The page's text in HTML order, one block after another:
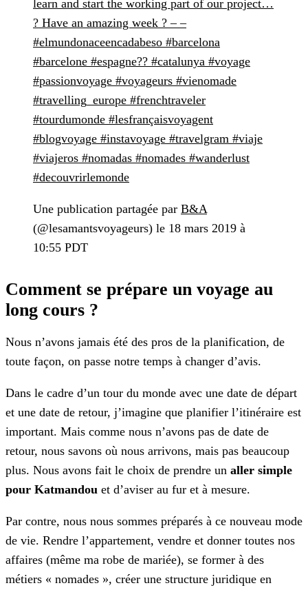
learn and start the working part of our project…
? Have an amazing week ? – –
#elmundonaceencadabeso #barcelona
#barcelone #espagne?? #catalunya #voyage
#passionvoyage #voyageurs #vienomade
#travelling_europe #frenchtraveler
#tourdumonde #lesfrançaisvoyagent
#blogvoyage #instavoyage #travelgram #viaje
#viajeros #nomadas #nomades #wanderlust
#decouvrirlemonde
Une publication partagée par B&A
(@lesamantsvoyageurs) le 18 mars 2019 à
10:55 PDT
Comment se prépare un voyage au
long cours ?
Nous n’avons jamais été des pros de la planification, de
toute façon, on passe notre temps à changer d’avis.
Dans le cadre d’un tour du monde avec une date de départ
et une date de retour, j’imagine que planifier l’itinéraire est
important. Mais comme nous n’avons pas de date de
retour, nous savons où nous arrivons, mais pas beaucoup
plus. Nous avons fait le choix de prendre un aller simple
pour Katmandou et d’aviser au fur et à mesure.
Par contre, nous nous sommes préparés à ce nouveau mode
de vie. Rendre l’appartement, vendre et donner toutes nos
affaires (même ma robe de mariée), se former à des
métiers « nomades », créer une structure juridique en